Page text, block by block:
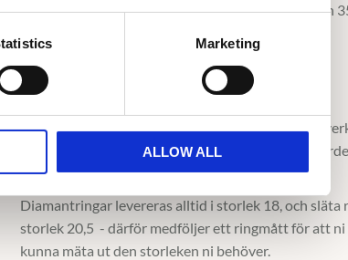
Marketing
ALLOW ALL
avgift på 1500kr för en slät eller mönstrad ring och
Vad är egentligen en provring?
En provring är en replika utav en äkta ring och
med oäkta stenar. Provringen har inget särskilt
fungerar just bara som ett prov.
Diamantringar levereras alltid i storlek 18, och släta
storlek 20,5 - därför medföljer ett ringmått för att ni
kunna mäta ut den storleken ni behöver.